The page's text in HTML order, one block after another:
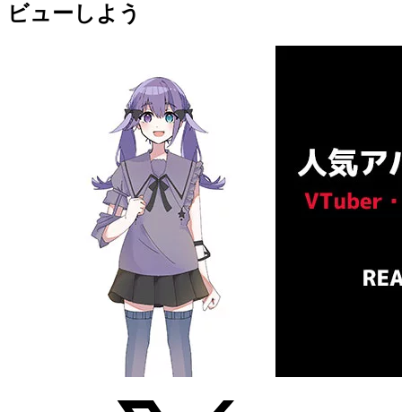
ビューしよう